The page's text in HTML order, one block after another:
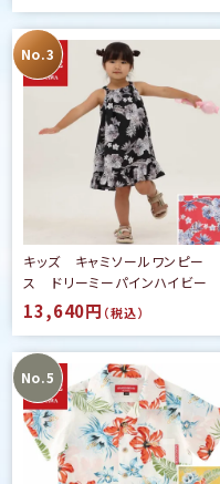
キッズ キャミソールワンピー
ス ドリーミーパインハイビー
13,640円 （税込）